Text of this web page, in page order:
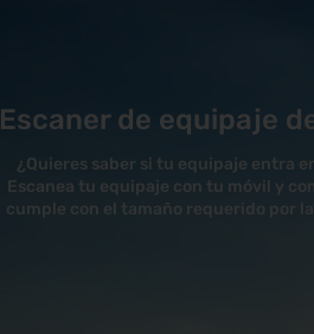
Escaner de equipaje
¿Quieres saber si tu equipaje entra
Escanea tu equipaje con tu móvil y
cumple con el tamaño requerido por